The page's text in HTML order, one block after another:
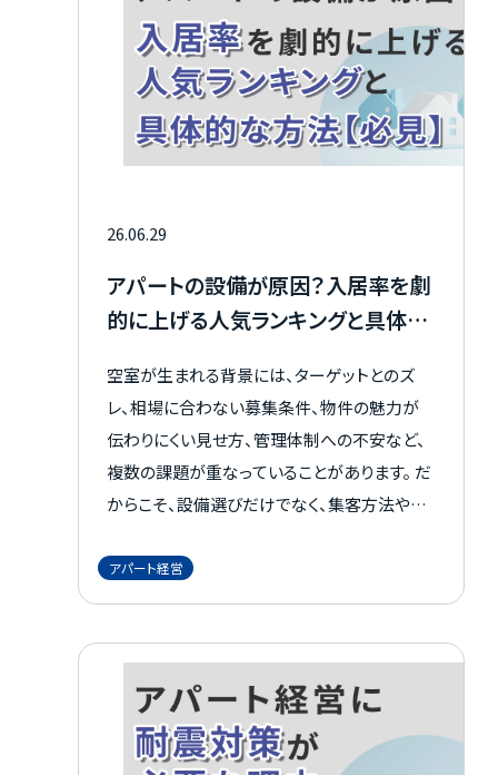
26.06.29
アパートの設備が原因？入居率を劇
的に上げる人気ランキングと具体的
空室が生まれる背景には、ターゲットとのズ
レ、相場に合わない募集条件、物件の魅力が
伝わりにくい見せ方、管理体制への不安など、
複数の課題が重なっていることがあります。 だ
からこそ、設備選びだけでなく、集客方法や運
せません。 この記事では、入居率が下がる原因
を整理しながら、設備投資、募集改善、退去防
ントをわかりやすく解説します。
アパート経営